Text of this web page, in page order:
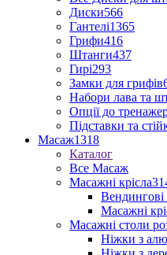
Диски566
Гантелі1365
Грифи416
Штанги437
Гирі293
Замки для грифів
Набори лава та
Опції до
Підставки та
Масаж1318
Каталог
Все Масаж
Масажні крісла
Вендингові
Масажні
Масажні столи
Ніжки з